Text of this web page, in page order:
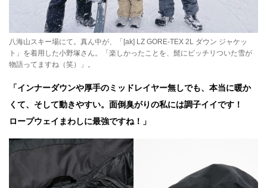
八海山スキー場にて。真ん中が、「[ak] LZ GORE-TEX 2L ダウン ジャケッ
ト」を着用した小野塚さん。「楽しかったことを、髭にビッチリついた雪が
物語ってますね（笑）」。
「インナーダウンや厚手のミッドレイヤー無しでも、本当に暖か
くて、そして動きやすい。面倒臭がりの私には調子イイです！
ロープウェイまわしに最強ですね！
」